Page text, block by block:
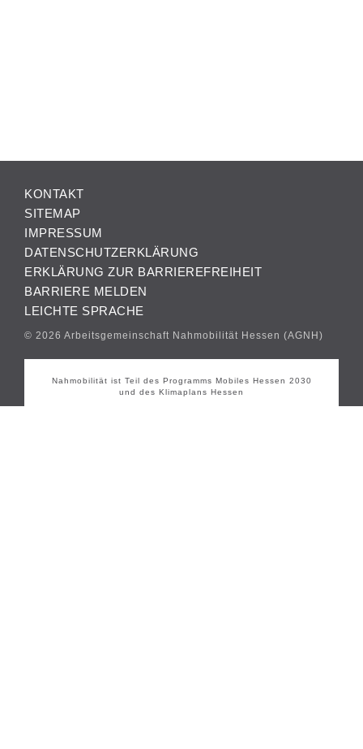
KONTAKT
SITEMAP
IMPRESSUM
DATENSCHUTZERKLÄRUNG
ERKLÄRUNG ZUR BARRIEREFREIHEIT
BARRIERE MELDEN
LEICHTE SPRACHE
© 2026 Arbeitsgemeinschaft Nahmobilität Hessen (AGNH)
Nahmobilität ist Teil des Programms Mobiles Hessen 2030
und des Klimaplans Hessen